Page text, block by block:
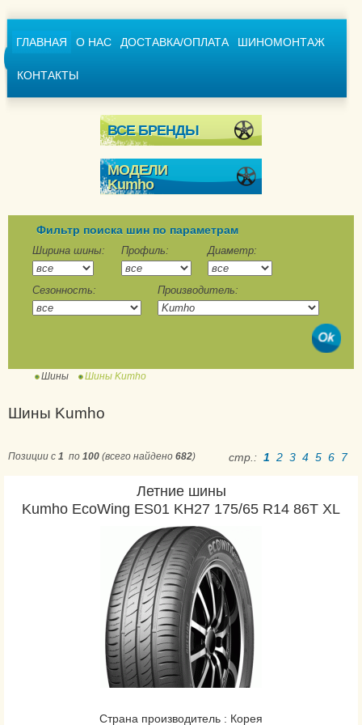
ГЛАВНАЯ О НАС ДОСТАВКА/ОПЛАТА ШИНОМОНТАЖ
КОНТАКТЫ
ВСЕ БРЕНДЫ
МОДЕЛИ
Kumho
WinTer PorTran CW51
WinterCraft Ice Wi32
WinterCraft Wi51
WinterCraft WP-52
WinterCraft WP-71
Ecsta HS51
Ecsta HS52
Ecsta Le Sport KU39
Ecsta PS71
Ecsta PS71 SUV
ECSTA SPT KU31
PorTran KC53
Road Venture APT KL51
Solus KH17
Фильтр поиска шин по параметрам
Ширина шины: Профиль: Диаметр:
Сезонность: Производитель:
Шины Шины Kumho
Шины Kumho
Позиции с 1 по 100 (всего найдено 682) стр.: 1 2 3 4 5 6 7
Летние шины
Kumho EcoWing ES01 KH27 175/65 R14 86T XL
Страна производитель : Корея